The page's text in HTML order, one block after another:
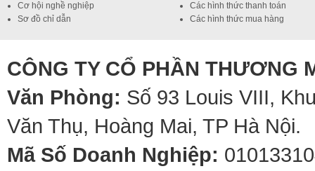
Cơ hội nghề nghiệp
Sơ đồ chỉ dẫn
Các hình thức thanh toán
Các hình thức mua hàng
CÔNG TY CỔ PHẦN THƯƠNG
Văn Phòng: Số 93 Louis VIII,
Văn Thụ, Hoàng Mai, TP Hà Nội.
Mã Số Doanh Nghiệp: